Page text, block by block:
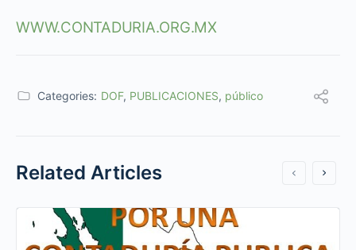
WWW.CONTADURIA.ORG.MX
Categories: DOF, PUBLICACIONES, público
Related Articles